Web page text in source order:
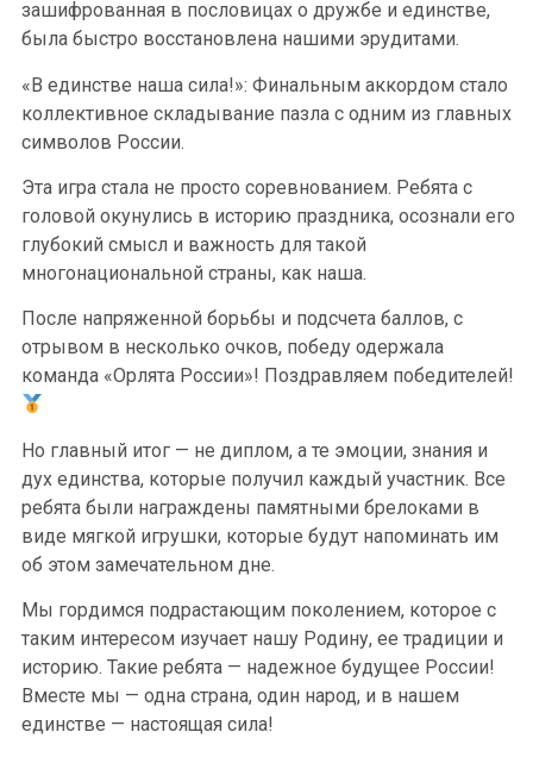
зашифрованная в пословицах о дружбе и единстве,
была быстро восстановлена нашими эрудитами.
«В единстве наша сила!»: Финальным аккордом стало
коллективное складывание пазла с одним из главных
символов России.
Эта игра стала не просто соревнованием. Ребята с
головой окунулись в историю праздника, осознали его
глубокий смысл и важность для такой
многонациональной страны, как наша.
После напряженной борьбы и подсчета баллов, с
отрывом в несколько очков, победу одержала
команда «Орлята России»! Поздравляем победителей!
Но главный итог — не диплом, а те эмоции, знания и
дух единства, которые получил каждый участник. Все
ребята были награждены памятными брелоками в
виде мягкой игрушки, которые будут напоминать им
об этом замечательном дне.
Мы гордимся подрастающим поколением, которое с
таким интересом изучает нашу Родину, ее традиции и
историю. Такие ребята — надежное будущее России!
Вместе мы — одна страна, один народ, и в нашем
единстве — настоящая сила!